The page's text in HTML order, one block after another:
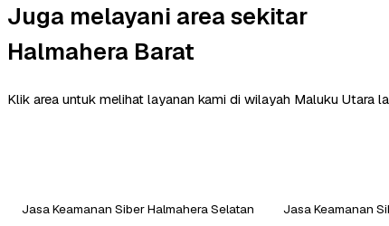
Juga melayani area sekitar
Halmahera Barat
Klik area untuk melihat layanan kami di wilayah Maluku Utara
Jasa Keamanan Siber Halmahera Selatan Jasa Keamanan